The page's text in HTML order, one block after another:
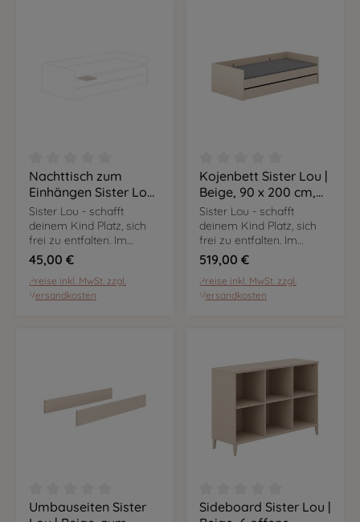
Durchschnittliche Bewertung von 0 von 5 Sternen
Nachttisch zum
Einhängen Sister Lou |
Beige, zur
Erweiterung des
Kojenbettes
Sister Lou - schafft
deinem Kind Platz, sich
frei zu entfalten. Im
angesagten Cashmere-
Beige sind die Möbel
flexibel nutzbar und
passen sich euren
45,00 €
Preise inkl. MwSt. zzgl.
Versandkosten
Durchschnittliche
Kojenbett Sister Lou |
Beige, 90 x 200 cm,
inkl. Bettkasten
Sister Lou - schafft
deinem Kind Platz, sich
frei zu entfalten. Im
angesagten Cashmere-
Beige sind die Möbel
flexibel nutzbar und
passen sich euren
519,00 €
Preise inkl. MwSt. zzgl.
Versandkosten
Durchschnittliche Bewertung von 0 von 5 Sternen
Umbauseiten Sister
Durchschnittliche
Sideboard Sister Lou |